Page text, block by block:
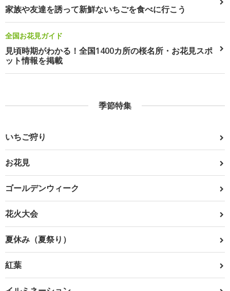
家族や友達を誘って新鮮ないちごを食べに行こう
全国お花見ガイド
見頃時期がわかる！全国1400カ所の桜名所・お花見スポ
ット情報を掲載
季節特集
いちご狩り
お花見
ゴールデンウィーク
花火大会
夏休み（夏祭り）
紅葉